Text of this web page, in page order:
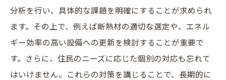
分析を行い、具体的な課題を明確にすることが求められ
ます。その上で、例えば断熱材の適切な選定や、エネル
ギー効率の高い設備への更新を検討することが重要で
す。さらに、住民のニーズに応じた個別の対応も忘れて
はいけません。これらの対策を講じることで、長期的に